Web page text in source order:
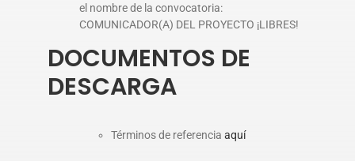
el nombre de la convocatoria:
COMUNICADOR(A) DEL PROYECTO ¡LIBRES!
DOCUMENTOS DE
DESCARGA
Términos de referencia aquí